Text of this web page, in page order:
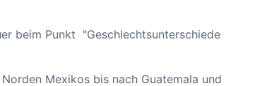
beim Punkt "Geschlechtsunterschiede
Mexikos bis nach Guatemala und